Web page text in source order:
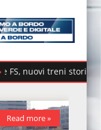
treni storici speciali
Read more »